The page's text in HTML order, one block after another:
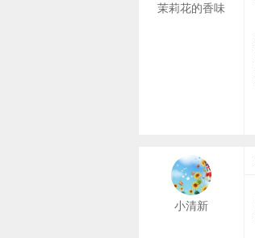
茉莉花的香味
小清新